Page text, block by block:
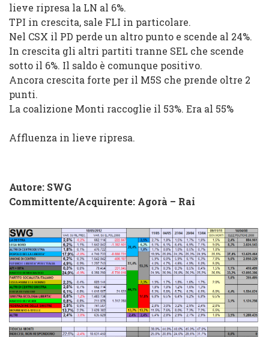
lieve ripresa la LN al 6%.
TPI in crescita, sale FLI in particolare.
Nel CSX il PD perde un altro punto e scende al 24%.
In crescita gli altri partiti tranne SEL che scende
sotto il 6%. Il saldo è comunque positivo.
Ancora crescita forte per il M5S che prende oltre 2
punti.
La coalizione Monti raccoglie il 53%. Era al 55%
Affluenza in lieve ripresa.
Autore: SWG
Committente/Acquirente: Agorà – Rai